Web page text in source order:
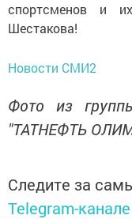
спортсменов и
Шестакова!
Новости СМИ2
Фото из
"ТАТНЕФТЬ
Следите за
Telegram-канале